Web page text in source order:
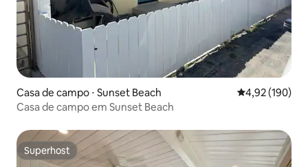
Casa de campo ⋅ Sunset Beach 4,92 de uma
4,92 (190)
Casa de campo em Sunset Beach
Superhost
Superhost